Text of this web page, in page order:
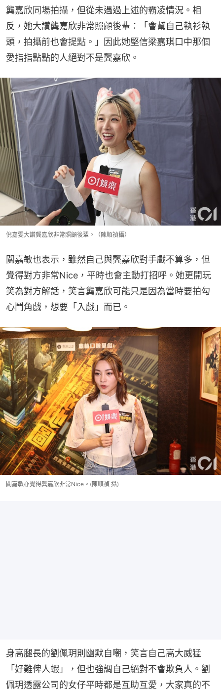
龔嘉欣同場拍攝，但從未遇過上述的霸凌情況。相
反，她大讚龔嘉欣非常照顧後輩：「會幫自己執衫執
頭，拍攝前也會提點。」因此她堅信梁嘉琪口中那個
愛指指點點的人絕對不是龔嘉欣。
倪嘉雯大讚龔嘉欣非常照顧後輩。（陳順禎攝）
關嘉敏也表示，雖然自己與龔嘉欣對手戲不算多，但
覺得對方非常Nice，平時也會主動打招呼。她更開玩
笑為對方解話，笑言龔嘉欣可能只是因為當時要拍勾
心鬥角戲，想要「入戲」而已。
關嘉敏亦覺得龔嘉欣非常Nice。(陳順禎 攝)
身高腿長的劉佩玥則幽默自嘲，笑言自己高大威猛
「好難俾人蝦」，但也強調自己絕對不會欺負人。劉
佩玥透露公司的女仔平時都是互助互愛，大家真的不